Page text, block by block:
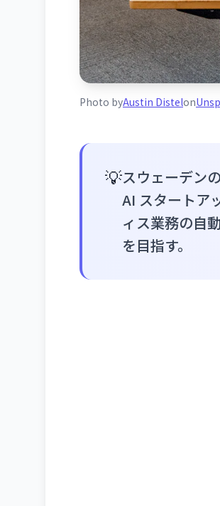
Photo byAustin Distelon
💡スウェーデン
AI スタートア
ィス業務の自
を目指す。